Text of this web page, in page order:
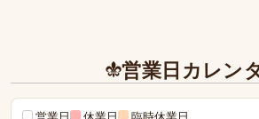
営業日カレン